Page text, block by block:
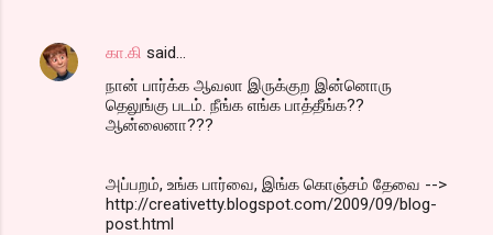
கா.கி said…
நான் பார்க்க ஆவலா இருக்குற இன்னொரு
தெலுங்கு படம். நீங்க எங்க பாத்தீங்க??
ஆன்லைனா???
அப்பறம், உங்க பார்வை, இங்க கொஞ்சம் தேவை -->
http://creativetty.blogspot.com/2009/09/blog-
post.html